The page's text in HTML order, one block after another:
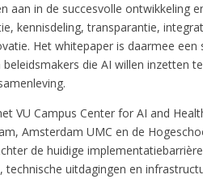
aan in de succesvolle ontwikkeling
kennisdeling, transparantie,
Het whitepaper is daarmee
die AI willen inzetten
VU Campus Center for AI and
Amsterdam UMC en de
de huidige
uitdagingen en